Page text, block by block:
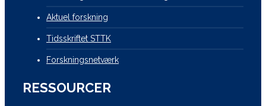
Aktuel forskning
Tidsskriftet STTK
Forskningsnetværk
RESSOURCER